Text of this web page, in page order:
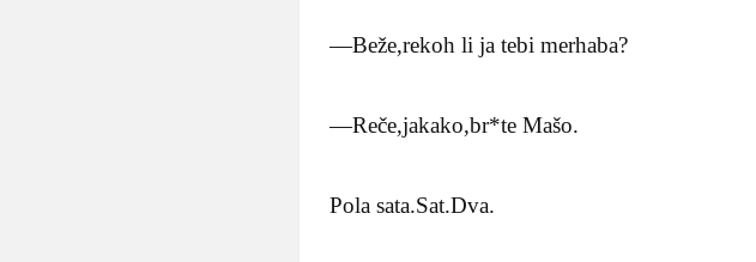
—Beže,rekoh li ja tebi merhaba?
—Reče,jakako,br*te Mašo.
Pola sata.Sat.Dva.